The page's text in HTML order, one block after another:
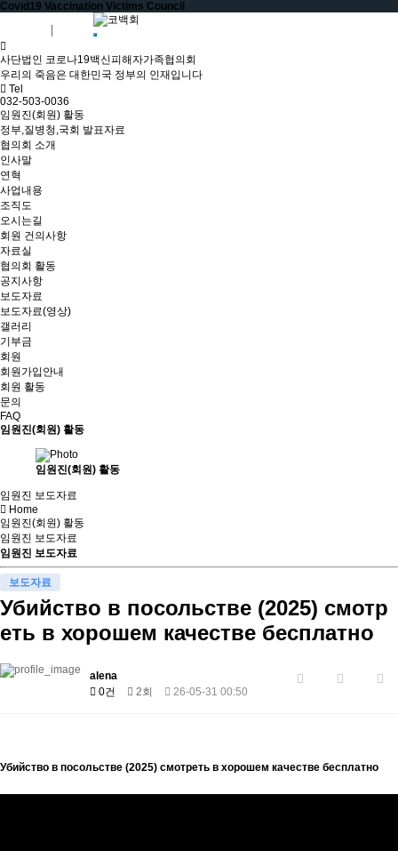
Covid19 Vaccination Victims Council
사단법인 코로나19백신피해자가족협의회
우리의 죽음은 대한민국 정부의 인재입니다
Tel
032-503-0036
임원진(회원) 활동
정부,질병청,국회 발표자료
협의회 소개
인사말
연혁
사업내용
조직도
오시는길
회원 건의사항
자료실
협의회 활동
공지사항
보도자료
보도자료(영상)
갤러리
기부금
회원
회원가입안내
회원 활동
문의
FAQ
임원진(회원) 활동
임원진(회원) 활동
임원진 보도자료
Home
임원진(회원) 활동
임원진 보도자료
임원진 보도자료
보도자료
Убийство в посольстве (2025) смотр
еть в хорошем качестве бесплатно
alena
0건
2회 26-05-31 00:50
Убийство в посольстве (2025) смотреть в хорошем качестве бесплатно